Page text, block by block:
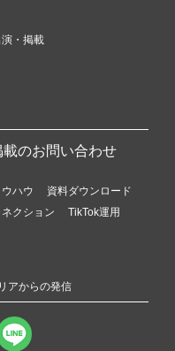
・掲載
載のお問い合わせ
ハウ
資料ダウンロード
クション
TikTok運用
アからの発信